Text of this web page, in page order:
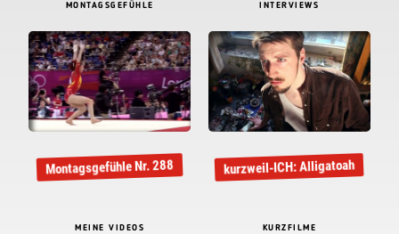
MONTAGSGEFÜHLE
Montagsgefühle Nr. 288
INTERVIEWS
kurzweil-ICH: Alligatoah
MEINE VIDEOS KURZFILME